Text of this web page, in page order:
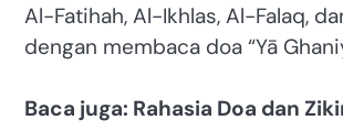
Al-Fatihah, Al-Ikhlas, Al-Falaq,
dengan membaca doa “Yā
Baca juga: Rahasia Doa dan